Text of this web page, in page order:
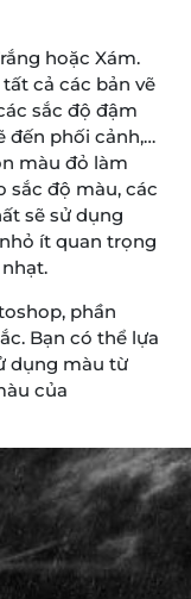
hoặc Xám.
cả các bản vẽ
sắc độ đậm
đến phối cảnh,…
màu đỏ làm
sắc độ màu, các
sẽ sử dụng
ít quan trọng
phần
Bạn có thể lựa
dụng màu từ
của